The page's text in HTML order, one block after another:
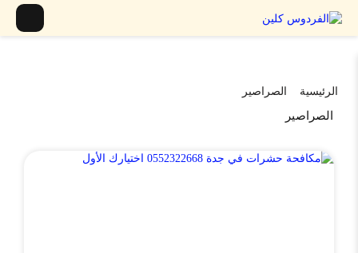
الرئيسية الصراصير
الصراصير